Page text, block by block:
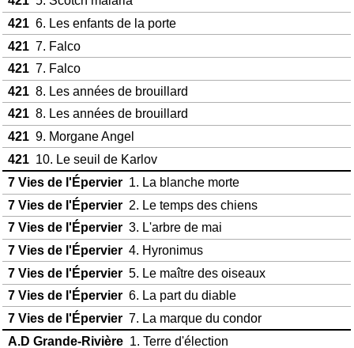
4216. Les enfants de la porte
421
7. Falco
4217. Falco
421
8. Les années de brouillard
4218. Les années de brouillard
4219. Morgane Angel
421
10. Le seuil de Karlov
7 Vies de l'Épervier1. La blanche morte
7 Vies de l'Épervier2. Le temps des chiens
7 Vies de l'Épervier3. L'arbre de mai
7 Vies de l'Épervier4. Hyronimus
7 Vies de l'Épervier5. Le maître des oiseaux
7 Vies de l'Épervier6. La part du diable
7 Vies de l'Épervier7. La marque du condor
A.D Grande-Rivière1. Terre d'élection